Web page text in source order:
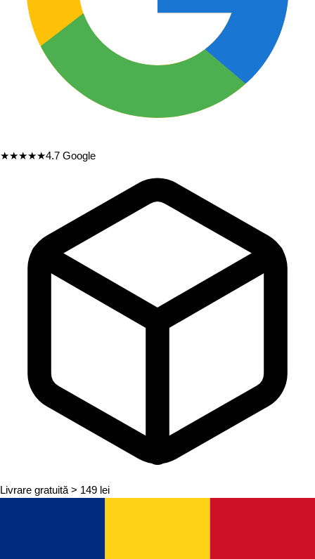
★★★★★4.7 Google
Livrare gratuită > 149 lei